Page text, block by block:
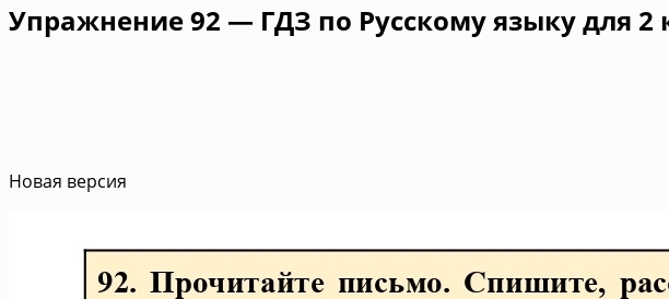
Упражнение 92 — ГДЗ по Русскому языку для
Новая версия